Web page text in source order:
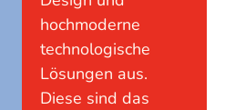
hochmoderne
technologische
Lösungen aus.
Diese sind das